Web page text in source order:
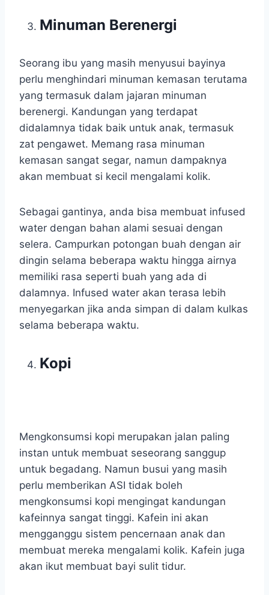
Minuman Berenergi
Seorang ibu yang masih menyusui bayinya
perlu menghindari minuman kemasan terutama
yang termasuk dalam jajaran minuman
berenergi. Kandungan yang terdapat
didalamnya tidak baik untuk anak, termasuk
zat pengawet. Memang rasa minuman
kemasan sangat segar, namun dampaknya
akan membuat si kecil mengalami kolik.
Sebagai gantinya, anda bisa membuat infused
water dengan bahan alami sesuai dengan
selera. Campurkan potongan buah dengan air
dingin selama beberapa waktu hingga airnya
memiliki rasa seperti buah yang ada di
dalamnya. Infused water akan terasa lebih
menyegarkan jika anda simpan di dalam kulkas
selama beberapa waktu.
Kopi
Mengkonsumsi kopi merupakan jalan paling
instan untuk membuat seseorang sanggup
untuk begadang. Namun busui yang masih
perlu memberikan ASI tidak boleh
mengkonsumsi kopi mengingat kandungan
kafeinnya sangat tinggi. Kafein ini akan
mengganggu sistem pencernaan anak dan
membuat mereka mengalami kolik. Kafein juga
akan ikut membuat bayi sulit tidur.